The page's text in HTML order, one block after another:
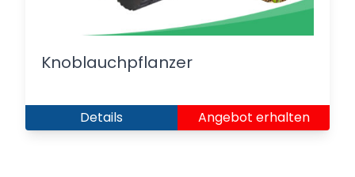
Knoblauchpflanzer
Details Angebot erhalten